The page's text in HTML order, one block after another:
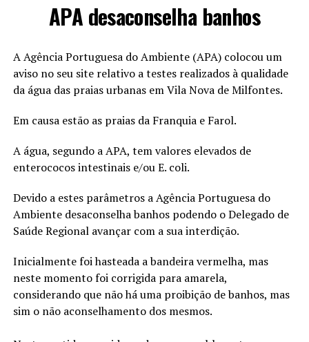
APA desaconselha banhos
A Agência Portuguesa do Ambiente (APA) colocou um
aviso no seu site relativo a testes realizados à qualidade
da água das praias urbanas em Vila Nova de Milfontes.
Em causa estão as praias da Franquia e Farol.
A água, segundo a APA, tem valores elevados de
enterococos intestinais e/ou E. coli.
Devido a estes parâmetros a Agência Portuguesa do
Ambiente desaconselha banhos podendo o Delegado de
Saúde Regional avançar com a sua interdição.
Inicialmente foi hasteada a bandeira vermelha, mas
neste momento foi corrigida para amarela,
considerando que não há uma proibição de banhos, mas
sim o não aconselhamento dos mesmos.